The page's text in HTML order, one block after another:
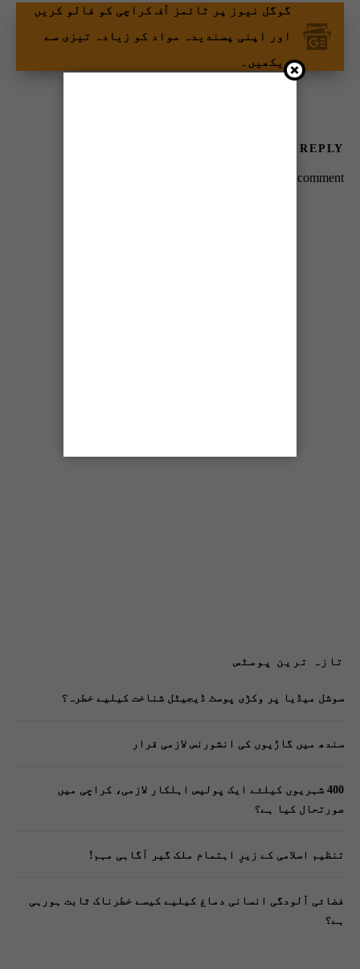
گوگل نیوز پر ٹائمز آف کراچی کو فالو کریں
اور اپنی پسندیدہ مواد کو زیادہ تیزی سے
دیکھیں۔
LEAVE A REPLY
to post a comment.
تازہ ترین پوسٹس
سوشل میڈیا پر وکڑی پوسٹ ڈیجیٹل شناخت کیلیے خطرہ؟
سندھ میں گاڑیوں کی انشورنس لازمی قرار
400 شہریوں کیلئے ایک پولیس اہلکار لازمی، کراچی میں
صورتحال کیا ہے؟
تنظیم اسلامی کے زیرِ اہتمام ملک گیر آگاہی مہم!
فضائی آلودگی انسانی دماغ کیلیے کیسے خطرناک ثابت ہورہی
ہے؟